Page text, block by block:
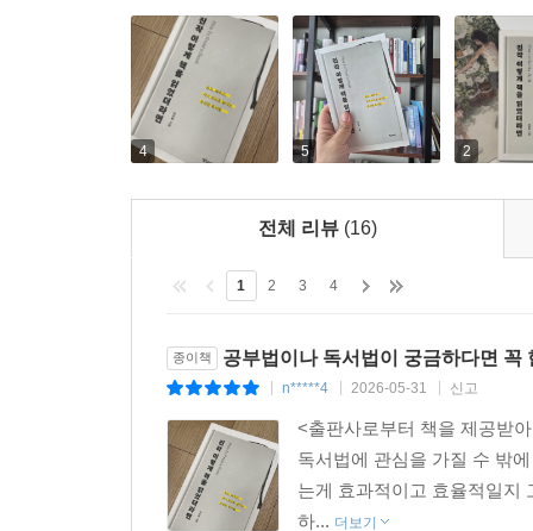
좋은 콘텐츠를 소비하는 것으로 그치지 않고,
권한다. ‘진작 이렇게 책을 읽었더라면’ 하고 깨달
4 5 2
전체 리뷰 (16)
1 2 3 4
종이책 공부법이나 독서법이 궁금하다면 꼭
n*****4 2026-05-31 신고
<출판사로부터 책을 제공받
독서법에 관심을 가질 수 밖
는게 효과적이고 효율적일지
하... 더보기